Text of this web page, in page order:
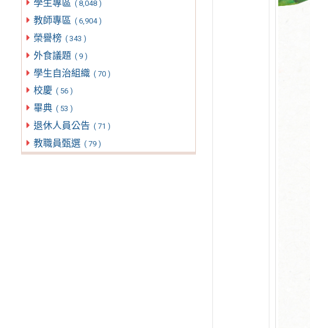
學生專區 ( 8,048 )
教師專區 ( 6,904 )
榮譽榜 ( 343 )
外食議題 ( 9 )
學生自治組織 ( 70 )
校慶 ( 56 )
畢典 ( 53 )
退休人員公告 ( 71 )
教職員甄選 ( 79 )